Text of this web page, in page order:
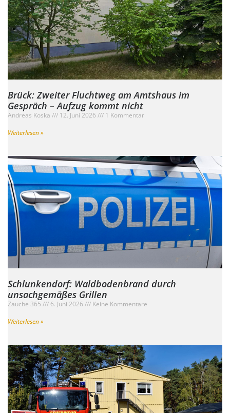
Brück: Zweiter Fluchtweg am Amtshaus im
Gespräch – Aufzug kommt nicht
Andreas Koska 12. Juni 2026
1 Kommentar
Weiterlesen »
Schlunkendorf: Waldbodenbrand durch
unsachgemäßes Grillen
Zauche 365 6. Juni 2026
Keine Kommentare
Weiterlesen »